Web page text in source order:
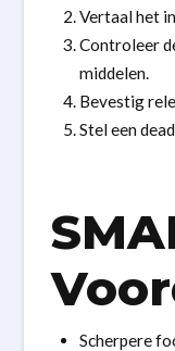
Vertaal het
Controleer
middelen.
Bevestig
Stel een
Scherpere